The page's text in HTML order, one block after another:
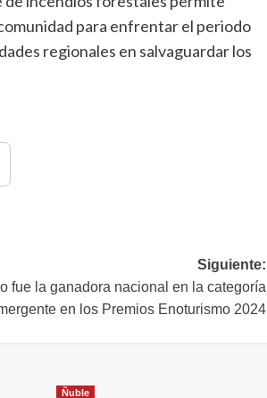
para enfrentar el periodo
regionales en salvaguardar los
Siguiente:
fue la ganadora nacional en la categoría
en los Premios Enoturismo 2024
Ñuble